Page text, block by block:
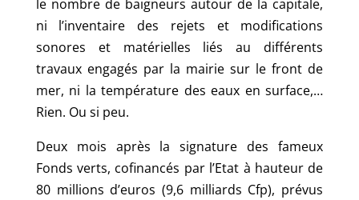
le nombre de baigneurs autour de la capitale,
ni l’inventaire des rejets et modifications
sonores et matérielles liés au différents
travaux engagés par la mairie sur le front de
mer, ni la température des eaux en surface,…
Rien. Ou si peu.
Deux mois après la signature des fameux
Fonds verts, cofinancés par l’Etat à hauteur de
80 millions d’euros (9,6 milliards Cfp), prévus